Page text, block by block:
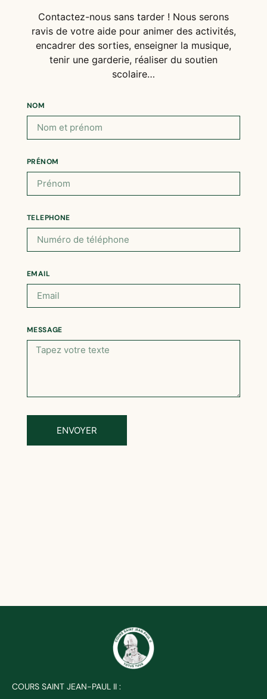
Contactez-nous sans tarder ! Nous serons
ravis de votre aide pour animer des activités,
encadrer des sorties, enseigner la musique,
tenir une garderie, réaliser du soutien
scolaire…
NOM
PRÉNOM
TELEPHONE
EMAIL
MESSAGE
ENVOYER
COURS SAINT JEAN-PAUL II :